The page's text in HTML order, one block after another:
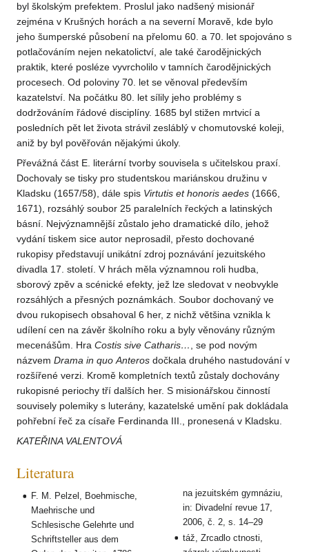
byl školským prefektem. Proslul jako nadšený misionář
zejména v Krušných horách a na severní Moravě, kde bylo
jeho šumperské působení na přelomu 60. a 70. let spojováno s
potlačováním nejen nekatolictví, ale také čarodějnických
praktik, které posléze vyvrcholilo v tamních čarodějnických
procesech. Od poloviny 70. let se věnoval především
kazatelství. Na počátku 80. let sílily jeho problémy s
dodržováním řádové disciplíny. 1685 byl stižen mrtvicí a
posledních pět let života strávil zesláblý v chomutovské koleji,
aniž by byl pověřován nějakými úkoly.
Převážná část E. literární tvorby souvisela s učitelskou praxí.
Dochovaly se tisky pro studentskou mariánskou družinu v
Kladsku (1657/58), dále spis Virtutis et honoris aedes (1666,
1671), rozsáhlý soubor 25 paralelních řeckých a latinských
básní. Nejvýznamnější zůstalo jeho dramatické dílo, jehož
vydání tiskem sice autor neprosadil, přesto dochované
rukopisy představují unikátní zdroj poznávání jezuitského
divadla 17. století. V hrách měla významnou roli hudba,
sborový zpěv a scénické efekty, jež lze sledovat v neobvykle
rozsáhlých a přesných poznámkách. Soubor dochovaný ve
dvou rukopisech obsahoval 6 her, z nichž většina vznikla k
udílení cen na závěr školního roku a byly věnovány různým
mecenášům. Hra Costis sive Catharis…
, se pod novým
názvem Drama in quo Anteros dočkala druhého nastudování v
rozšířené verzi. Kromě kompletních textů zůstaly dochovány
rukopisné periochy tří dalších her. S misionářskou činností
souvisely polemiky s luterány, kazatelské umění pak dokládala
pohřební řeč za císaře Ferdinanda III., pronesená v Kladsku.
KATEŘINA VALENTOVÁ
Literatura
F. M. Pelzel, Boehmische,
Maehrische und
Schlesische Gelehrte und
Schriftsteller aus dem
na jezuitském gymnáziu,
in: Divadelní revue 17,
2006, č. 2, s. 14–29
táž, Zrcadlo ctnosti,